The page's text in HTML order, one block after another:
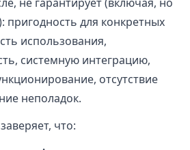
пригодность для конкретных
использования,
системную интеграцию,
отсутствие
неполадок.
что: